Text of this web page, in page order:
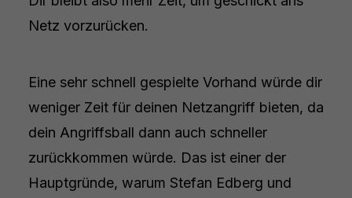
Netz vorzurücken.
Eine sehr schnell gespielte Vorhand würde dir
weniger Zeit für deinen Netzangriff bieten, da
dein Angriffsball dann auch schneller
zurückkommen würde. Das ist einer der
Hauptgründe, warum Stefan Edberg und